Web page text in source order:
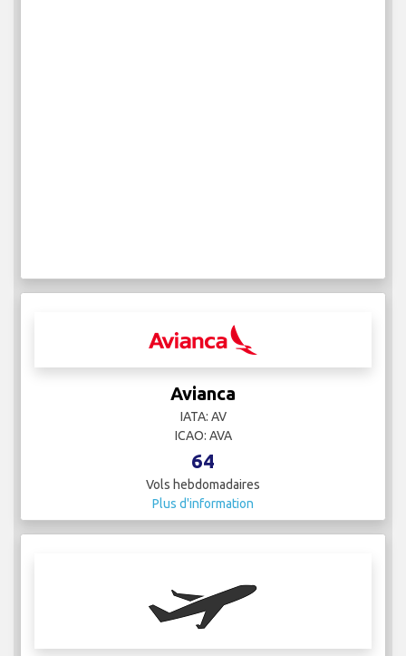
Avianca
IATA: AV
ICAO: AVA
64
Vols hebdomadaires
Plus d'information